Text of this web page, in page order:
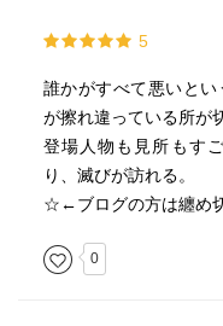
ｐ54 都母ノ石碑(ﾂﾓﾉｾｷ
坂上田村麻呂が東北
央」の文字を刻み込
が、それから百年も
地となった。そして今
金売吉次は言う「こ
の祖先は出雲を本拠
5
誰かがすべて悪いと
が擦れ違っている所が
登場人物も見所もす
り、滅びが訪れる。
☆←ブログの方は纏め
0